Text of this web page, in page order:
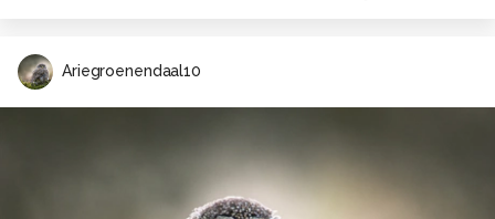
Ariegroenendaal10